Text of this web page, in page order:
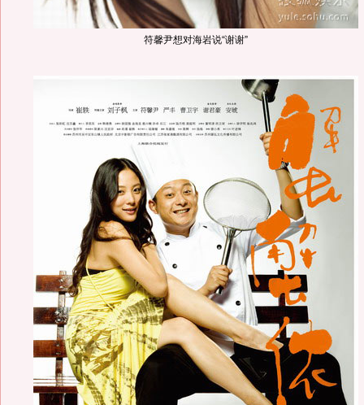
符馨尹想对海岩说“谢谢”